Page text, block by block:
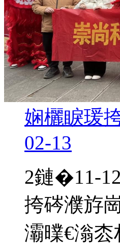
娴欐睙瑗
02-13
2鏈�11-
挎硶濮斿
灞曗€滃